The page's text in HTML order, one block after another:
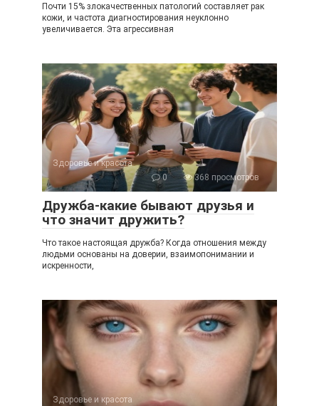
Почти 15% злокачественных патологий составляет рак
кожи, и частота диагностирования неуклонно
увеличивается. Эта агрессивная
Здоровье и красота
0
368 просмотров
Дружба-какие бывают друзья и
что значит дружить?
Что такое настоящая дружба? Когда отношения между
людьми основаны на доверии, взаимопонимании и
искренности,
Здоровье и красота